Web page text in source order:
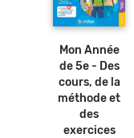
Mon Année
de 5e - Des
cours, de la
méthode et
des
exercices